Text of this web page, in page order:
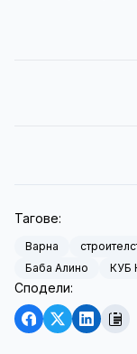
Тагове:
Варна
Баба Алино
КУБ
Сподели: